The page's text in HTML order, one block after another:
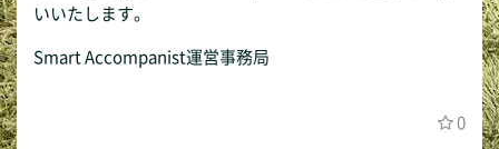
いいたします。
Smart Accompanist運営事務局
0